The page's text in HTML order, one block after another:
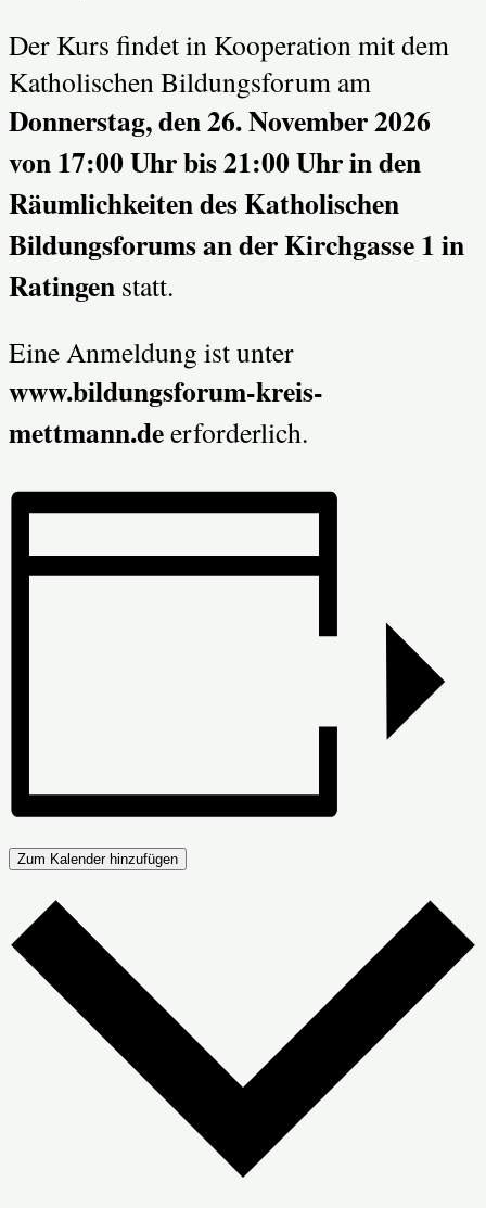
Der Kurs findet in Kooperation mit dem
Katholischen Bildungsforum am
Donnerstag, den 26. November 2026
von 17:00 Uhr bis 21:00 Uhr in den
Räumlichkeiten des Katholischen
Bildungsforumsan der Kirchgasse 1 in
Ratingen statt.
Eine Anmeldung ist unter
www.bildungsforum-kreis-
mettmann.deerforderlich.
Zum Kalender hinzufügen